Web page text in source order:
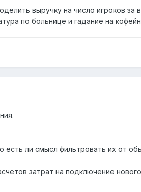
выручку на число игроков за
по больнице и гадание на
ли смысл фильтровать их от
затрат на подключение